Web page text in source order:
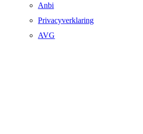
Anbi
Privacyverklaring
AVG